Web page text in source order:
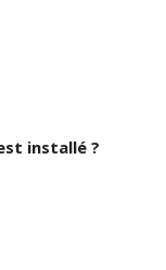
installé ?